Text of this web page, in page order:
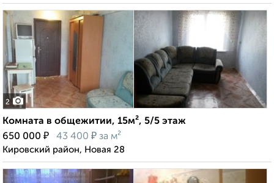
2
Комната в общежитии, 15м², 5/5 этаж
650 000 ₽ 43 400 ₽ за м²
Кировский район, Новая 28